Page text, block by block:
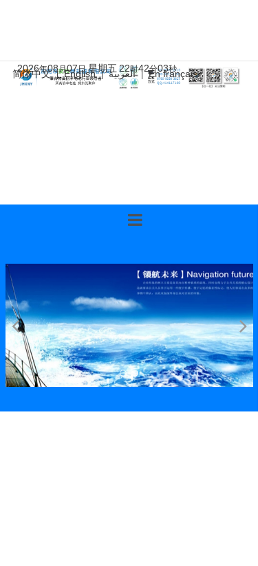
2026年08月07日星期五 22时42分04秒
简体中文 | English | العربية | En français
关于聚和
产品中心
新闻资讯
加入我们